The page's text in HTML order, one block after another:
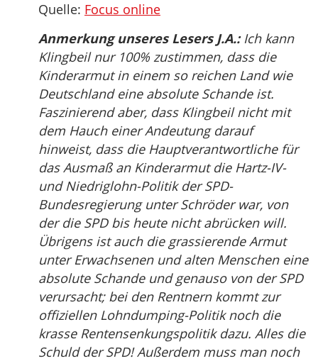
Quelle: Focus online
Anmerkung unseres Lesers J.A.:Ich kann
Klingbeil nur 100% zustimmen, dass die
Kinderarmut in einem so reichen Land wie
Deutschland eine absolute Schande ist.
Faszinierend aber, dass Klingbeil nicht mit
dem Hauch einer Andeutung darauf
hinweist, dass die Hauptverantwortliche für
das Ausmaß an Kinderarmut die Hartz-IV-
und Niedriglohn-Politik der SPD-
Bundesregierung unter Schröder war, von
der die SPD bis heute nicht abrücken will.
Übrigens ist auch die grassierende Armut
unter Erwachsenen und alten Menschen eine
absolute Schande und genauso von der SPD
verursacht; bei den Rentnern kommt zur
offiziellen Lohndumping-Politik noch die
krasse Rentensenkungspolitik dazu. Alles die
Schuld der SPD! Außerdem muss man noch